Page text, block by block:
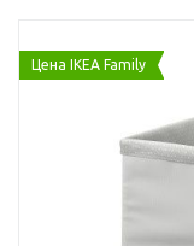
Цена IKEA Family